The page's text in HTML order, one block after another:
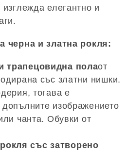
елегантно и
черна и златна рокля:
трапецовидна полаот
със златни нишки.
тогава е
изображението
чанта. Обувки от
със затворено